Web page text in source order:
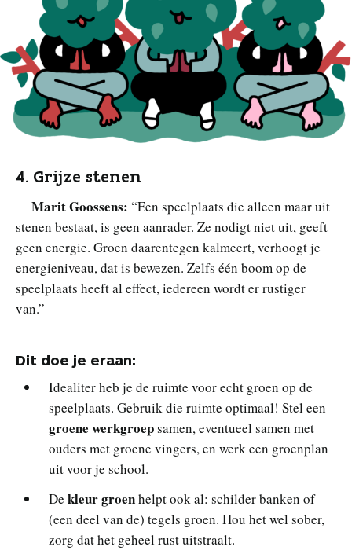
4. Grijze stenen
Marit Goossens: “Een speelplaats die alleen maar uit
stenen bestaat, is geen aanrader. Ze nodigt niet uit, geeft
geen energie. Groen daarentegen kalmeert, verhoogt je
energieniveau, dat is bewezen. Zelfs één boom op de
speelplaats heeft al effect, iedereen wordt er rustiger
van.”
Dit doe je eraan:
Idealiter heb je de ruimte voor echt groen op de
speelplaats. Gebruik die ruimte optimaal! Stel een
groene werkgroepsamen, eventueel samen met
ouders met groene vingers, en werk een groenplan
uit voor je school.
De kleur groenhelpt ook al: schilder banken of
(een deel van de) tegels groen. Hou het wel sober,
zorg dat het geheel rust uitstraalt.